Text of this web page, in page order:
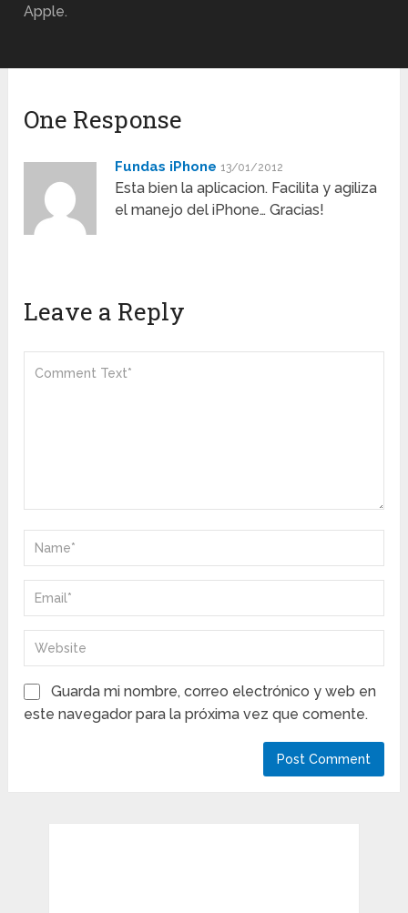
Apple.
One Response
Fundas iPhone 13/01/2012
Esta bien la aplicacion. Facilita y agiliza
el manejo del iPhone… Gracias!
Leave a Reply
Guarda mi nombre, correo electrónico y web en
este navegador para la próxima vez que comente.